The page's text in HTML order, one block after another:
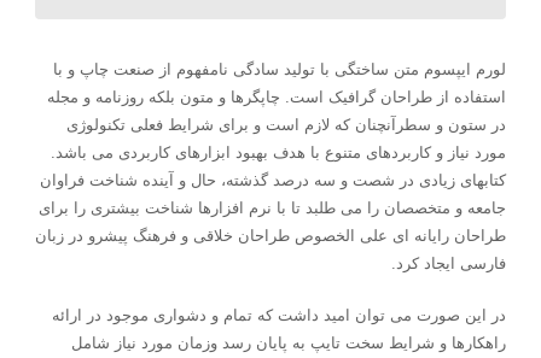
لورم ایپسوم متن ساختگی با تولید سادگی نامفهوم از صنعت چاپ و با
استفاده از طراحان گرافیک است. چاپگرها و متون بلکه روزنامه و مجله
در ستون و سطرآنچنان که لازم است و برای شرایط فعلی تکنولوژی
مورد نیاز و کاربردهای متنوع با هدف بهبود ابزارهای کاربردی می باشد.
کتابهای زیادی در شصت و سه درصد گذشته، حال و آینده شناخت فراوان
جامعه و متخصصان را می طلبد تا با نرم افزارها شناخت بیشتری را برای
طراحان رایانه ای علی الخصوص طراحان خلاقی و فرهنگ پیشرو در زبان
فارسی ایجاد کرد.
در این صورت می توان امید داشت که تمام و دشواری موجود در ارائه
راهکارها و شرایط سخت تایپ به پایان رسد وزمان مورد نیاز شامل